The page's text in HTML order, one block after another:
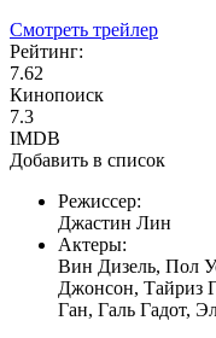
Смотреть трейлер
Рейтинг:
7.62
Кинопоиск
7.3
IMDB
Добавить в список
Режиссер:
Джастин Лин
Актеры:
Вин Дизель, Пол
Джонсон, Тайриз
Ган, Галь Гадот,